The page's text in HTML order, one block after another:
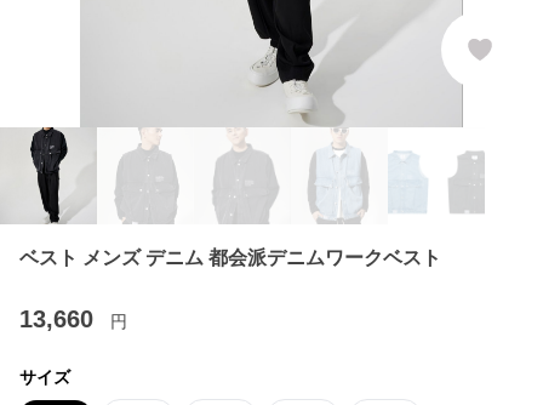
ベスト メンズ デニム 都会派デニムワークベスト
13,660 円
サイズ